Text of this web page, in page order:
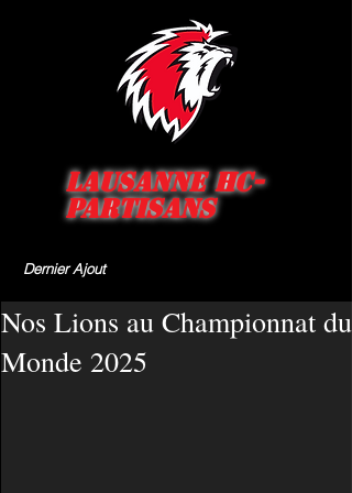
Lausanne HC-
Partisans
Dernier Ajout
Nos Lions au Championnat du
Monde 2025